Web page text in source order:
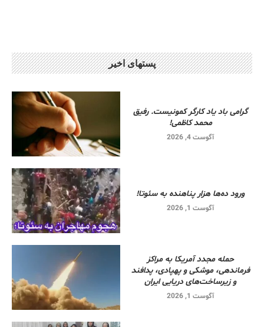
پستهای اخیر
گرامی باد یاد کارگر کمونیست. رفیق
محمد کاظمی!
آگوست 4, 2026
ورود ده‌ها هزار پناهنده به سئوتا!
آگوست 1, 2026
حمله مجدد آمریکا به مراکز
فرماندهی، موشکی و پهپادی، پدافند
و زیرساخت‌های دریایی ایران
آگوست 1, 2026